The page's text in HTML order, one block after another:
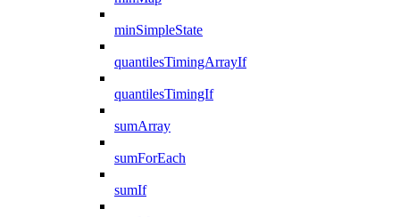
minSimpleState
quantilesTimingArrayIf
quantilesTimingIf
sumArray
sumForEach
sumIf